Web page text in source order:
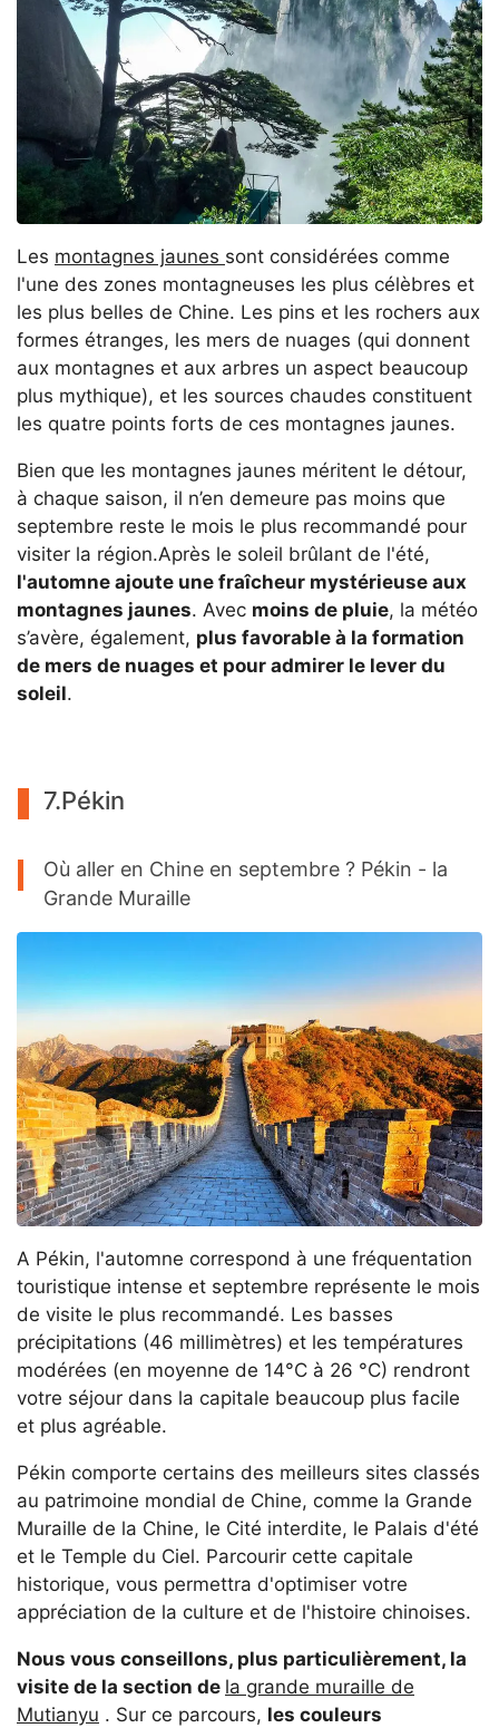
Les montagnes jaunes sont considérées comme
l'une des zones montagneuses les plus célèbres et
les plus belles de Chine. Les pins et les rochers aux
formes étranges, les mers de nuages (qui donnent
aux montagnes et aux arbres un aspect beaucoup
plus mythique), et les sources chaudes constituent
les quatre points forts de ces montagnes jaunes.
Bien que les montagnes jaunes méritent le détour,
à chaque saison, il n’en demeure pas moins que
septembre reste le mois le plus recommandé pour
visiter la région.Après le soleil brûlant de l'été,
l'automne ajoute une fraîcheur mystérieuse aux
montagnes jaunes. Avec moins de pluie, la météo
s’avère, également, plus favorable à la formation
de mers de nuages et pour admirer le lever du
soleil.
7.Pékin
Où aller en Chine en septembre ? Pékin - la
Grande Muraille
A Pékin, l'automne correspond à une fréquentation
touristique intense et septembre représente le mois
de visite le plus recommandé. Les basses
précipitations (46 millimètres) et les températures
modérées (en moyenne de 14°C à 26 °C) rendront
votre séjour dans la capitale beaucoup plus facile
et plus agréable.
Pékin comporte certains des meilleurs sites classés
au patrimoine mondial de Chine, comme la Grande
Muraille de la Chine, le Cité interdite, le Palais d'été
et le Temple du Ciel. Parcourir cette capitale
historique, vous permettra d'optimiser votre
appréciation de la culture et de l'histoire chinoises.
Nous vous conseillons, plus particulièrement, la
visite de la section de la grande muraille de
Mutianyu . Sur ce parcours, les couleurs